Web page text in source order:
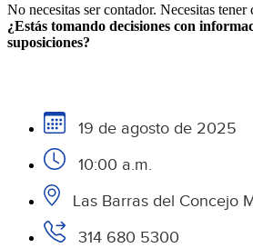
No necesitas ser contador. Necesitas tener
¿Estás tomando decisiones con
suposiciones?
19 de agosto de 2025
10:00 a.m.
Las Barras del Concejo
314 680 5300